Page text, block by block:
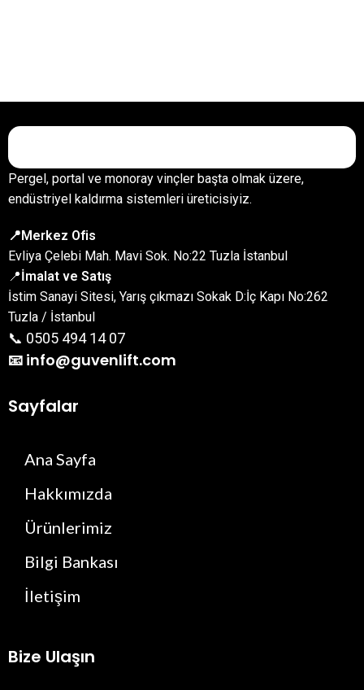
Pergel, portal ve monoray vinçler başta olmak üzere,
endüstriyel kaldırma sistemleri üreticisiyiz.
📍Merkez Ofis
Evliya Çelebi Mah. Mavi Sok. No:22 Tuzla İstanbul
📍İmalat ve Satış
İstim Sanayi Sitesi, Yarış çıkmazı Sokak D:İç Kapı No:262
Tuzla / İstanbul
📞 0505 494 14 07
📧 info@guvenlift.com
Sayfalar
Ana Sayfa
Hakkımızda
Ürünlerimiz
Bilgi Bankası
İletişim
Bize Ulaşın